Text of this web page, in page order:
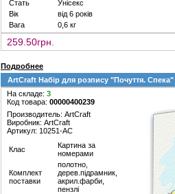
Стать
Унісекс
Вік
від 6 років
Вага
0,6 кг
259.50грн.
Подробнее
ArtCraft Набір для розпису "Почуття. Спека"
На складе: 3
Код товара: 00000400239
Производитель: ArtCraft
Виробник: ArtCraft
Артикул: 10251-AC
Клас
Картина за
номерами
Комплект
поставки
полотно,
дерев.підрамник,
акрил.фарби,
пензлі